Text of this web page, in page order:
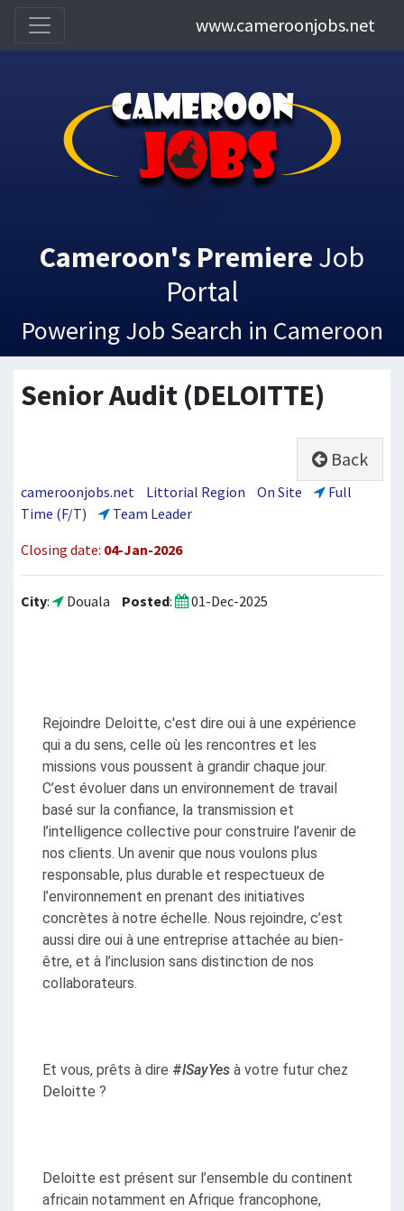
www.cameroonjobs.net
Cameroon's Premiere Job
Portal
Powering Job Search in Cameroon
Senior Audit (DELOITTE)
Back
cameroonjobs.net Littorial Region On Site
Full
Time (F/T)
Team Leader
Closing date: 04-Jan-2026
City: Douala Posted: 01-Dec-2025
Rejoindre Deloitte, c'est dire oui à une expérience
qui a du sens, celle où les rencontres et les
missions vous poussent à grandir chaque jour.
C’est évoluer dans un environnement de travail
basé sur la confiance, la transmission et
l’intelligence collective pour construire l’avenir de
nos clients. Un avenir que nous voulons plus
responsable, plus durable et respectueux de
l’environnement en prenant des initiatives
concrètes à notre échelle. Nous rejoindre, c’est
aussi dire oui à une entreprise attachée au bien-
être, et à l’inclusion sans distinction de nos
collaborateurs.
Et vous, prêts à dire #ISayYes à votre futur chez
Deloitte ?
Deloitte est présent sur l’ensemble du continent
africain notamment en Afrique francophone,